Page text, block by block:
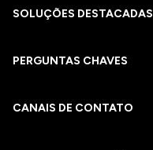
SOLUÇÕES DESTACADAS
PERGUNTAS CHAVES​
CANAIS DE CONTATO